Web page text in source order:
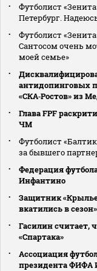
Футболист
Петербург.
Футболист
Сантосом очень
моей семье»
антидопинговых
«СКА‑Ростов» из
Глава FPF
ЧМ
Футболист
за бывшего
Федерация
Инфантино
Защитник
вкатились в сезон»
Гасилин считает,
«Спартака»
Ассоциация
президента ФИФА